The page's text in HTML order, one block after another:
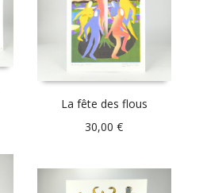
La fête des flous
30,00€